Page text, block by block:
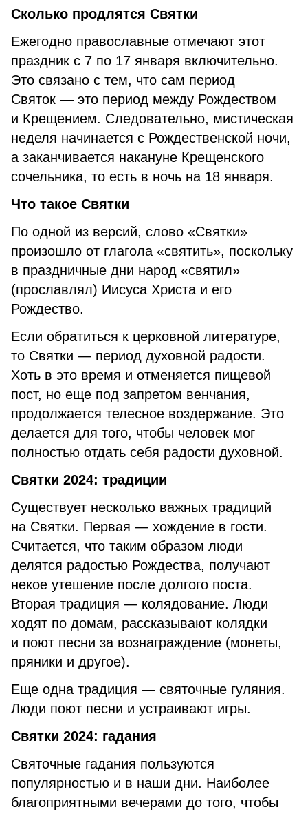
Сколько продлятся Святки
Ежегодно православные отмечают этот
праздник с 7 по 17 января включительно.
Это связано с тем, что сам период
Святок — это период между Рождеством
и Крещением. Следовательно, мистическая
неделя начинается с Рождественской ночи,
а заканчивается накануне Крещенского
сочельника, то есть в ночь на 18 января.
Что такое Святки
По одной из версий, слово «Святки»
произошло от глагола «святить», поскольку
в праздничные дни народ «святил»
(прославлял) Иисуса Христа и его
Рождество.
Если обратиться к церковной литературе,
то Святки — период духовной радости.
Хоть в это время и отменяется пищевой
пост, но еще под запретом венчания,
продолжается телесное воздержание. Это
делается для того, чтобы человек мог
полностью отдать себя радости духовной.
Святки 2024: традиции
Существует несколько важных традиций
на Святки. Первая — хождение в гости.
Считается, что таким образом люди
делятся радостью Рождества, получают
некое утешение после долгого поста.
Вторая традиция — колядование. Люди
ходят по домам, рассказывают колядки
и поют песни за вознаграждение (монеты,
пряники и другое).
Еще одна традиция — святочные гуляния.
Люди поют песни и устраивают игры.
Святки 2024: гадания
Святочные гадания пользуются
популярностью и в наши дни. Наиболее
благоприятными вечерами до того, чтобы